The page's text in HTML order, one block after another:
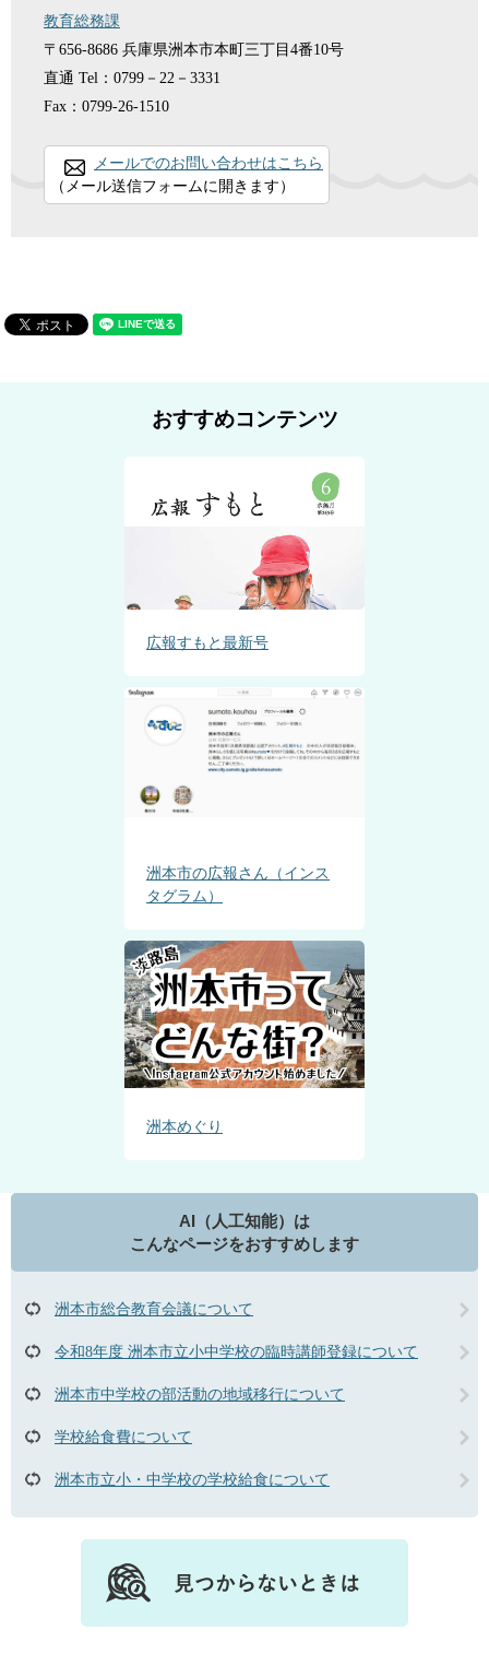
教育総務課
〒656-8686 兵庫県洲本市本町三丁目4番10号
直通 Tel：0799－22－3331
Fax：0799-26-1510
メールでのお問い合わせはこちら
（メール送信フォームに開きます）
おすすめコンテンツ
広報すもと最新号
洲本市の広報さん（インス
タグラム）
洲本めぐり
AI（人工知能）は
こんなページをおすすめします
洲本市総合教育会議について
令和8年度 洲本市立小中学校の臨時講師登録について
洲本市中学校の部活動の地域移行について
学校給食費について
洲本市立小・中学校の学校給食について